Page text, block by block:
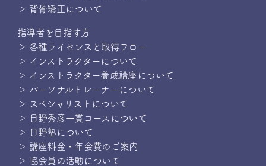
＞ 背骨矯正について
指導者を目指す方
＞ 各種ライセンスと取得フロー
＞ インストラクターについて
＞ インストラクター養成講座について
＞ パーソナルトレーナーについて
＞ スペシャリストについて
＞ 日野秀彦一貫コースについて
＞ 日野塾について
＞ 講座料金・年会費のご案内
＞ 協会員の活動について